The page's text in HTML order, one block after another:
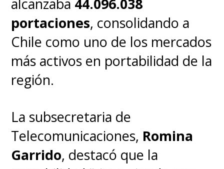
portaciones, consolidando a
Chile como uno de los mercados
más activos en portabilidad de la
región.
La subsecretaria de
Telecomunicaciones, Romina
Garrido, destacó que la